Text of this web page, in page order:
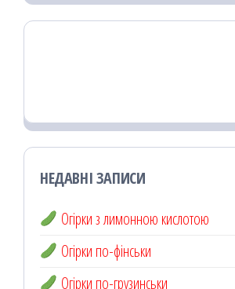
НЕДАВНІ ЗАПИСИ
Огірки з лимонною кислотою
Огірки по-фінськи
Огірки по-грузинськи